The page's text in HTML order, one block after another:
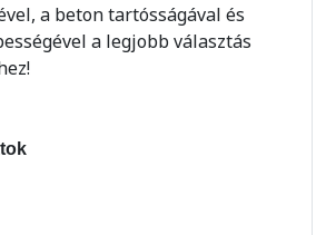
a beton tartósságával és
a legjobb választás